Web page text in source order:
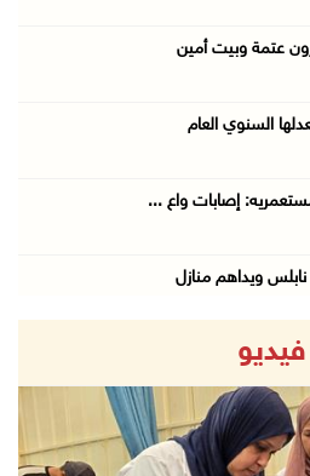
عتمة وبيت أمين
السنوي العام
إصابات واع ...
ويداهم منازل
للمستعمرين على ال ...فيديو